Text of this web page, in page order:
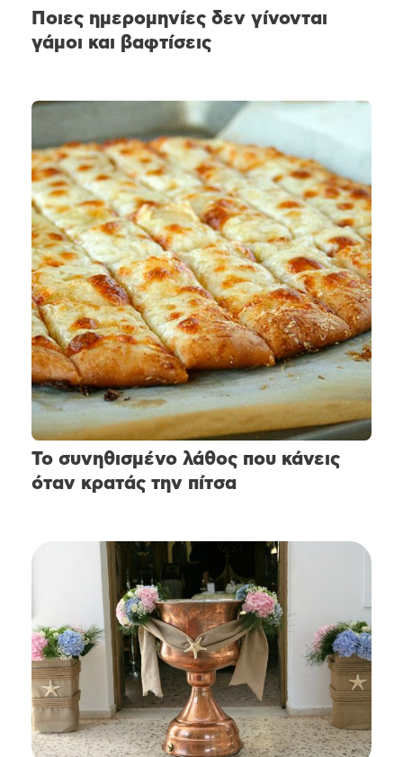
Ποιες ημερομηνίες δεν γίνονται
γάμοι και βαφτίσεις
Το συνηθισμένο λάθος που κάνεις
όταν κρατάς την πίτσα